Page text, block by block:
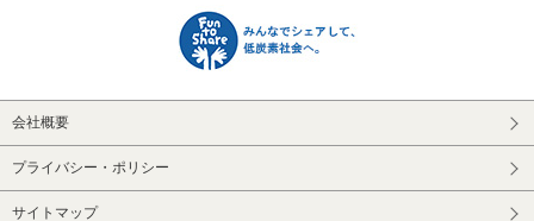
会社概要
プライバシー・ポリシー
サイトマップ